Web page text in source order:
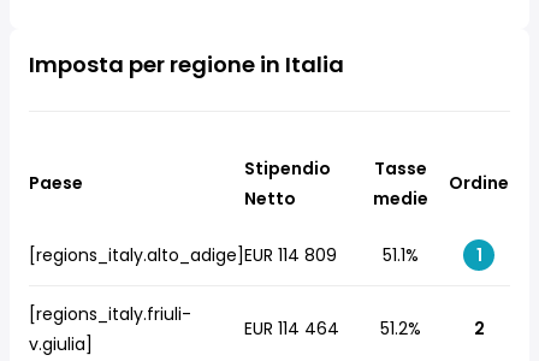
Imposta per regione in Italia
Paese
Stipendio
Netto
Tasse
medie
Ordine
[regions_italy.alto_adige]EUR 114 809 51.1% 1
[regions_italy.friuli-
v.giulia]
EUR 114 464 51.2% 2